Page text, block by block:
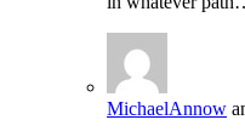
MichaelAnnow